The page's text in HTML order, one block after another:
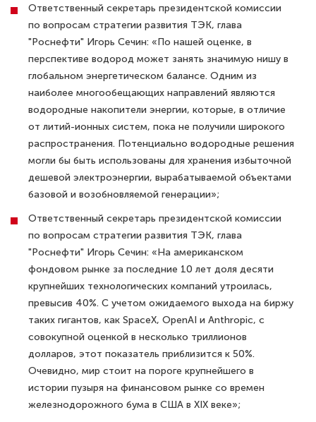
Ответственный секретарь президентской комиссии
по вопросам стратегии развития ТЭК, глава
"Роснефти" Игорь Сечин: «По нашей оценке, в
перспективе водород может занять значимую нишу в
глобальном энергетическом балансе. Одним из
наиболее многообещающих направлений являются
водородные накопители энергии, которые, в отличие
от литий-ионных систем, пока не получили широкого
распространения. Потенциально водородные решения
могли бы быть использованы для хранения избыточной
дешевой электроэнергии, вырабатываемой объектами
базовой и возобновляемой генерации»;
Ответственный секретарь президентской комиссии
по вопросам стратегии развития ТЭК, глава
"Роснефти" Игорь Сечин: «На американском
фондовом рынке за последние 10 лет доля десяти
крупнейших технологических компаний утроилась,
превысив 40%. С учетом ожидаемого выхода на биржу
таких гигантов, как SpaceX, OpenAI и Anthropic, с
совокупной оценкой в несколько триллионов
долларов, этот показатель приблизится к 50%.
Очевидно, мир стоит на пороге крупнейшего в
истории пузыря на финансовом рынке со времен
железнодорожного бума в США в XIX веке»;